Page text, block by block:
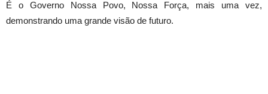
É o Governo Nossa Povo, Nossa Força, mais uma vez,
demonstrando uma grande visão de futuro.